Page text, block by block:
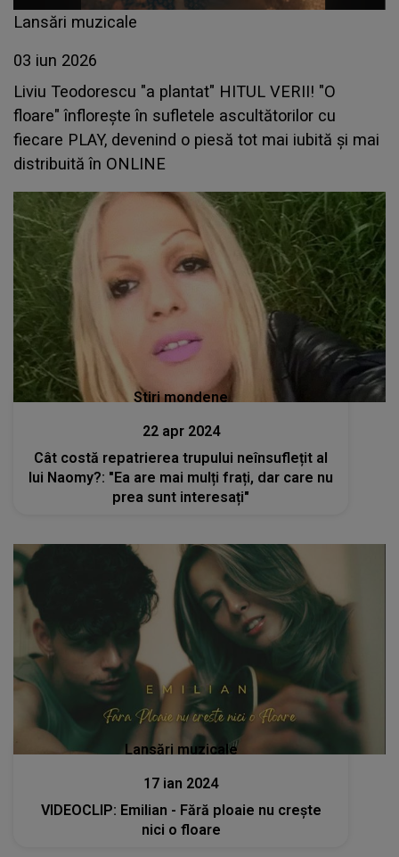
Lansări muzicale
03 iun 2026
Liviu Teodorescu "a plantat" HITUL VERII! "O
floare" înflorește în sufletele ascultătorilor cu
fiecare PLAY, devenind o piesă tot mai iubită și mai
distribuită în ONLINE
Stiri mondene
22 apr 2024
Cât costă repatrierea trupului neînsuflețit al
lui Naomy?: "Ea are mai mulți frați, dar care nu
prea sunt interesați"
Lansări muzicale
17 ian 2024
VIDEOCLIP: Emilian - Fără ploaie nu crește
nici o floare